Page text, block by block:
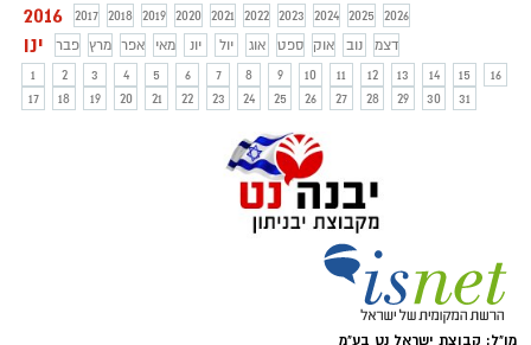
הוא מגלה את הסוד שהפך אותו ויכול להפוך
גם אתכם לעשירים, האמת? נשמע די פשוט...
2016 2017 2018 2019 2020 2021 2022 2023 2024 2025 2026
ינו פבר מרץ אפר מאי יונ יול אוג ספט אוק נוב
דצמ
1
2 3 4 5 6 7 8 9 10 11 12 13 14 15
16
17
18 19 20 21 22 23 24 25 26 27 28 29 30 31
מו"ל: קבוצת ישראל נט בע"מ